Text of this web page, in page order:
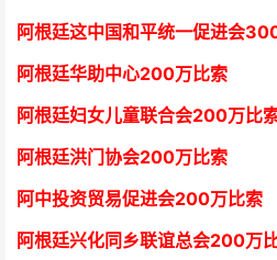
阿根廷这中国和平统一促进会
阿根廷华助中心200万比索
阿根廷妇女儿童联合会200万比
阿根廷洪门协会200万比索
阿中投资贸易促进会200万比索
阿根廷兴化同乡联谊总会200万